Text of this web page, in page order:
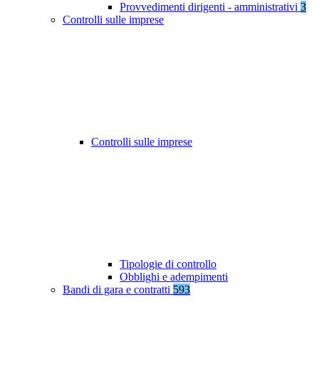
Provvedimenti dirigenti - amministrativi 3
Controlli sulle imprese
Controlli sulle imprese
Tipologie di controllo
Obblighi e adempimenti
Bandi di gara e contratti 593